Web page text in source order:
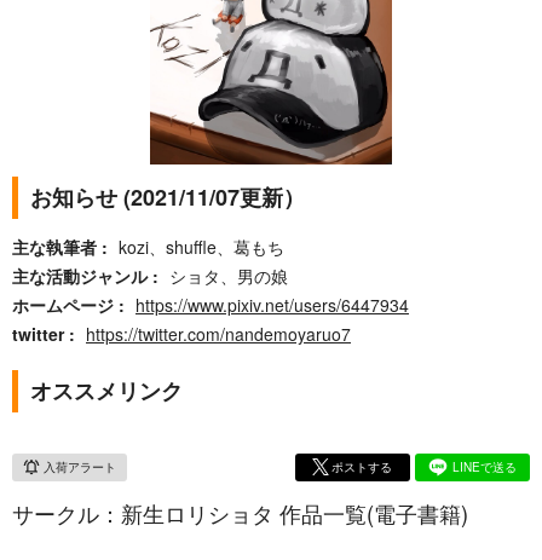
お知らせ (2021/11/07更新）
主な執筆者
kozi、shuffle、葛もち
主な活動ジャンル
ショタ、男の娘
ホームページ
https://www.pixiv.net/users/6447934
twitter
https://twitter.com/nandemoyaruo7
オススメリンク
入荷アラート ポストする LINEで送る
サークル：新生ロリショタ 作品一覧(電子書籍)